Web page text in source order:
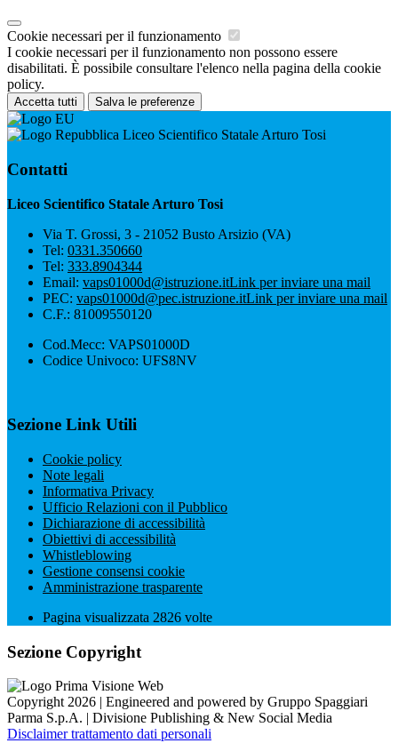
Cookie necessari per il funzionamento
I cookie necessari per il funzionamento non possono essere
disabilitati. È possibile consultare l'elenco nella pagina della cookie
policy.
Accetta tutti Salva le preferenze
Liceo Scientifico Statale Arturo Tosi
Contatti
Liceo Scientifico Statale Arturo Tosi
Via T. Grossi, 3 - 21052 Busto Arsizio (VA)
Tel: 0331.350660
Tel: 333.8904344
Email: vaps01000d@istruzione.itLink per inviare una mail
PEC: vaps01000d@pec.istruzione.itLink per inviare una mail
C.F.: 81009550120
Cod.Mecc: VAPS01000D
Codice Univoco: UFS8NV
Sezione Link Utili
Cookie policy
Note legali
Informativa Privacy
Ufficio Relazioni con il Pubblico
Dichiarazione di accessibilità
Obiettivi di accessibilità
Whistleblowing
Gestione consensi cookie
Amministrazione trasparente
Pagina visualizzata 2826 volte
Sezione Copyright
Copyright 2026 | Engineered and powered by Gruppo Spaggiari
Parma S.p.A. | Divisione Publishing & New Social Media
Disclaimer trattamento dati personali